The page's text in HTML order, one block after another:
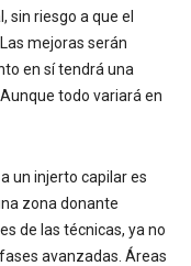
sin riesgo a que el
mejoras serán
en sí tendrá una
todo variará en
un injerto capilar es
zona donante
de las técnicas, ya no
avanzadas. Áreas